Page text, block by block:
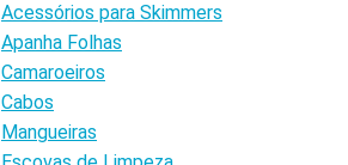
Acessórios para Skimmers
Apanha Folhas
Camaroeiros
Cabos
Mangueiras